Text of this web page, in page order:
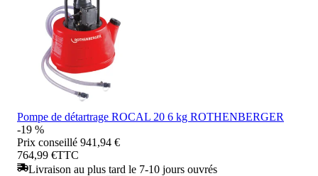
Pompe de détartrage ROCAL 20 6 kg ROTHENBERGER
-19 %
Prix conseillé 941,94 €
764,99 €TTC
Livraison au plus tard le 7-10 jours ouvrés